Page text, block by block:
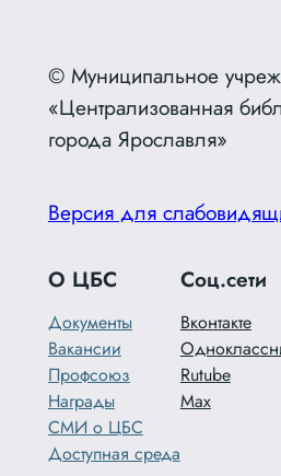
© Муниципальное
«Централизованная
города Ярославля»
Версия для
О ЦБС
Документы
Вакансии
Профсоюз
Награды
СМИ о ЦБС
Доступная среда
Соц.сети
Вконтакте
Rutube
Max